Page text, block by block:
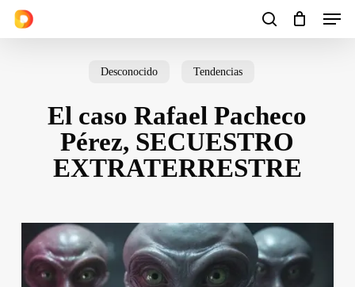
Skip
search
Menu
Cart Close
Desconocido Tendencias
El caso Rafael Pacheco
Pérez, SECUESTRO
EXTRATERRESTRE